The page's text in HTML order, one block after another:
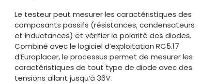
Le testeur peut mesurer les caractéristiques des
composants passifs (résistances, condensateurs
et inductances) et vérifier la polarité des diodes.
Combiné avec le logiciel d’exploitation RC5.17
d’Europlacer, le processus permet de mesurer les
caractéristiques de tout type de diode avec des
tensions allant jusqu’à 36V.